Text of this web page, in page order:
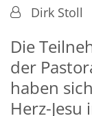
Von:Dirk Stoll
Die
der
haben
Herz-